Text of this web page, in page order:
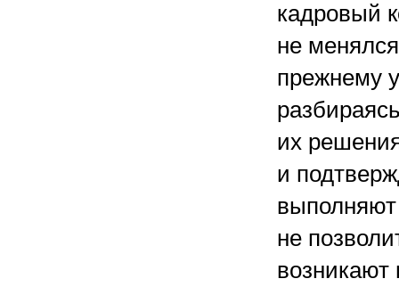
кадровый
не
прежнему
их
и
выполняют
не